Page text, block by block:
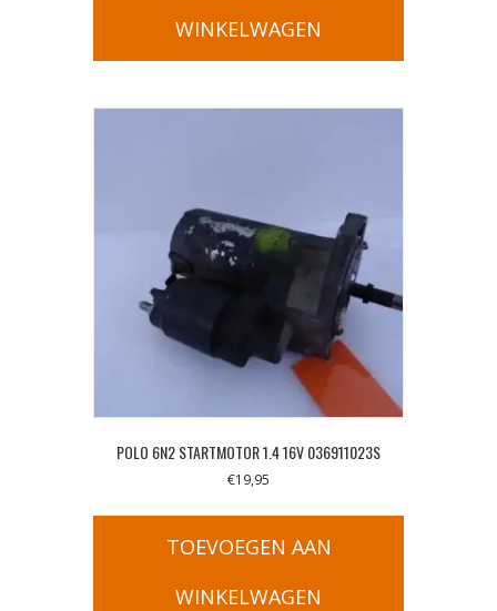
WINKELWAGEN
POLO 6N2 STARTMOTOR 1.4 16V 036911023S
€19,95
TOEVOEGEN AAN
WINKELWAGEN